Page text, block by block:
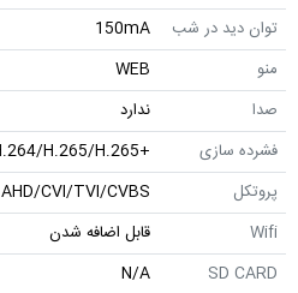
توان دید در شب
150mA
منو
WEB
صدا
ندارد
فشرده سازی
+H.264/H.265/H.265
پروتکل
AHD/CVI/TVI/CVBS
Wifi
قابل اضافه شدن
SD CARD
N/A